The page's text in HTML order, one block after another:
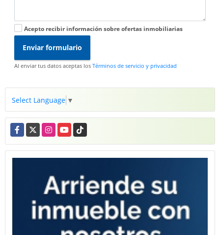
Acepto recibir información sobre ofertas inmobiliarias
Enviar formulario
Al enviar tus datos aceptas los Términos de servicio y privacidad
Select Language ▼
Facebook
X InstagramYouTubeTikTok